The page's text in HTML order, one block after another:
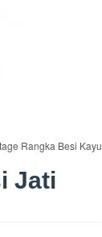
Rangka Besi Kayu
Jati